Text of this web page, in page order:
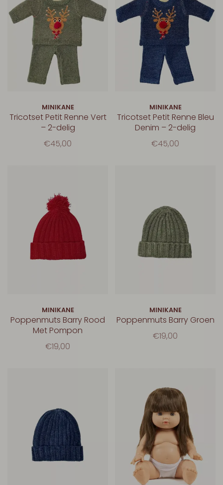
MINIKANE
Tricotset Petit Renne Vert
– 2-delig
€45,00
MINIKANE
Tricotset Petit Renne Bleu
Denim – 2-delig
€45,00
MINIKANE
Poppenmuts Barry Rood
Met Pompon
€19,00
MINIKANE
Poppenmuts Barry Groen
€19,00